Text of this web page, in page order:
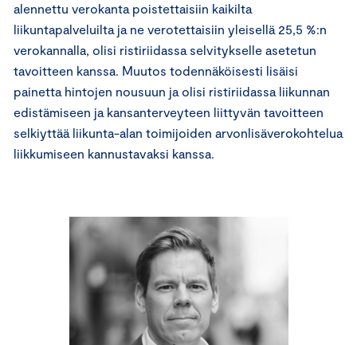
alennettu verokanta poistettaisiin kaikilta
liikuntapalveluilta ja ne verotettaisiin yleisellä 25,5 %:n
verokannalla, olisi ristiriidassa selvitykselle asetetun
tavoitteen kanssa. Muutos todennäköisesti lisäisi
painetta hintojen nousuun ja olisi ristiriidassa liikunnan
edistämiseen ja kansanterveyteen liittyvän tavoitteen
selkiyttää liikunta-alan toimijoiden arvonlisäverokohtelua
liikkumiseen kannustavaksi kanssa.